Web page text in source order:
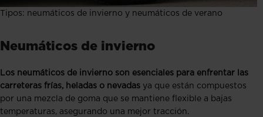
Tipos: neumáticos de invierno y neumáticos de verano
Neumáticos de invierno
Los neumáticos de invierno son esenciales para enfrentar las
carreteras frías, heladas o nevadas ya que están compuestos
por una mezcla de goma que se mantiene flexible a bajas
temperaturas, asegurando una mejor tracción.